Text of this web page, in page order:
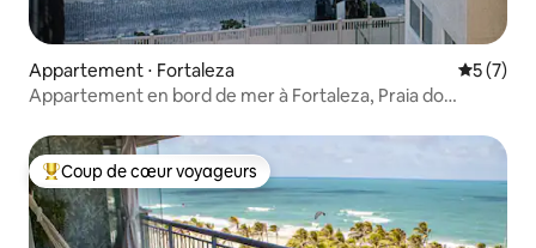
Appartement ⋅ Fortaleza
5 (7)
Appartement en bord de mer à Fortaleza, Praia do
Coups de cœur voyageurs les plus appréciés
Coup de cœur voyageurs